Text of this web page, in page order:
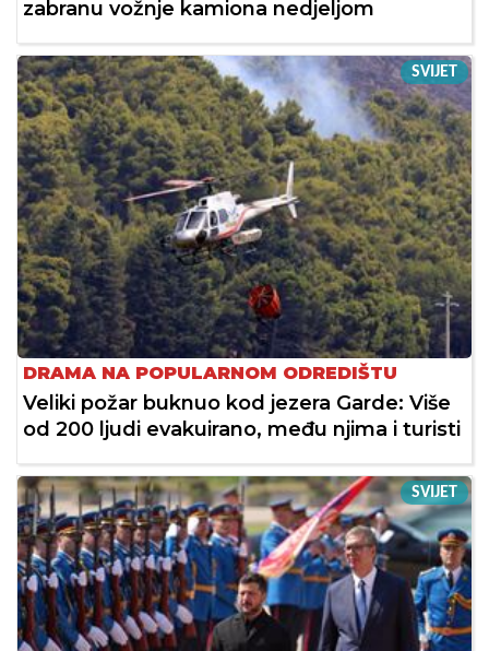
zabranu vožnje kamiona nedjeljom
SVIJET
DRAMA NA POPULARNOM ODREDIŠTU
Veliki požar buknuo kod jezera Garde: Više
od 200 ljudi evakuirano, među njima i turisti
SVIJET